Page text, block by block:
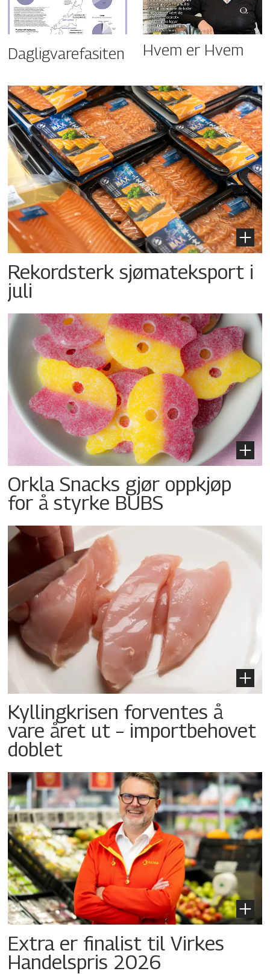
Dagligvarefasiten Hvem er Hvem
Rekordsterk sjømateksport i
juli
Orkla Snacks gjør oppkjøp
for å styrke BUBS
Kyllingkrisen forventes å
vare året ut – importbehovet
doblet
Extra er finalist til Virkes
Handelspris 2026